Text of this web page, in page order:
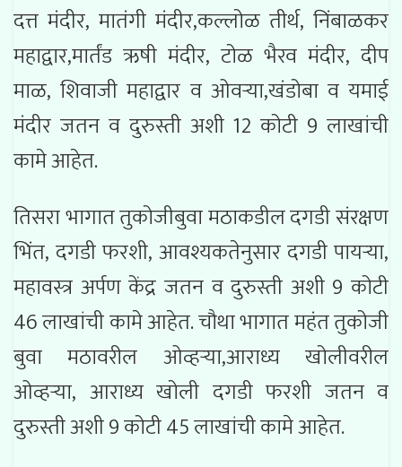
दत्त मंदीर, मातंगी मंदीर,कल्लोळ तीर्थ, निंबाळकर
महाद्वार,मार्तंड ऋषी मंदीर, टोळ भैरव मंदीर, दीप
माळ, शिवाजी महाद्वार व ओवऱ्या,खंडोबा व यमाई
मंदीर जतन व दुरुस्ती अशी 12 कोटी 9 लाखांची
कामे आहेत.
तिसरा भागात तुकोजीबुवा मठाकडील दगडी संरक्षण
भिंत, दगडी फरशी, आवश्यकतेनुसार दगडी पायऱ्या,
महावस्त्र अर्पण केंद्र जतन व दुरुस्ती अशी 9 कोटी
46 लाखांची कामे आहेत. चौथा भागात महंत तुकोजी
बुवा मठावरील ओव्हऱ्या,आराध्य खोलीवरील
ओव्हऱ्या, आराध्य खोली दगडी फरशी जतन व
दुरुस्ती अशी 9 कोटी 45 लाखांची कामे आहेत.